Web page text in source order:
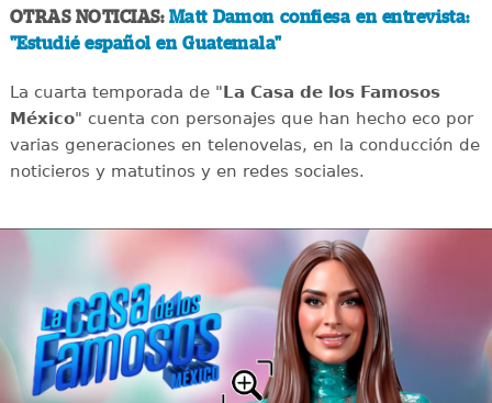
OTRAS NOTICIAS: Matt Damon confiesa en entrevista:
"Estudié español en Guatemala"
La cuarta temporada de "La Casa de los Famosos
México" cuenta con personajes que han hecho eco por
varias generaciones en telenovelas, en la conducción de
noticieros y matutinos y en redes sociales.